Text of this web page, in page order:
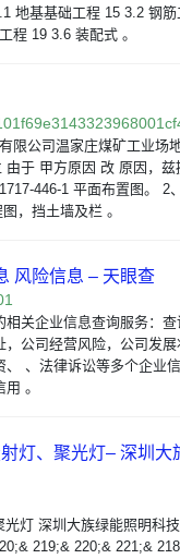
地基基础工程 15 3.2 钢筋
程 19 3.6 装配式 。
限公司温家庄煤矿工业场
由于 甲方原因 改 原因，兹
446-1 平面布置图。 2
，挡土墙及栏 。
风险信息 – 天眼查
关企业信息查询服务：查
公司经营风险，公司发展
、 、法律诉讼等多个企业
。
灯、聚光灯– 深圳大
灯 深圳大族绿能照明科
219;& 220;& 221;&